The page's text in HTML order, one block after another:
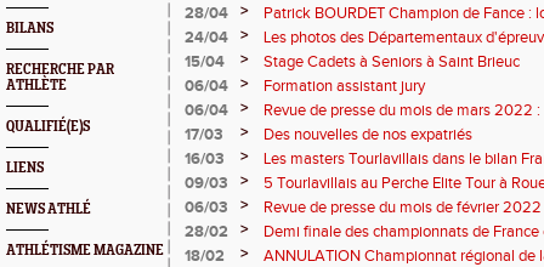
BILANS
RECHERCHE PAR
ATHLÈTE
QUALIFIÉ(E)S
LIENS
NEWS ATHLÉ
ATHLÉTISME MAGAZINE
28/04
>
Patrick BOURDET Champion de Fance :
24/04
>
Les photos des Départementaux
ouvertes
15/04 >
Stage Cadets à Seniors à Saint Brieuc
06/04
>
Formation assistant jury
06/04
>
Revue de presse du mois de mars 2022
17/03
>
Des nouvelles de nos expatriés
16/03
>
Les masters Tourlavillais dans le bilan
mondial 2021
09/03 >
5 Tourlavillais au Perche Elite Tour à
06/03
>
Revue de presse du mois de février 2022
28/02
>
Demi finale des championnats de France
18/02
>
ANNULATION Championnat régional de